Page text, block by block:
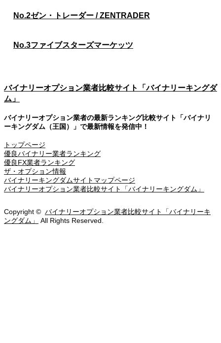
No.2ゼン・トレーダー / ZENTRADER
No.3ファイブスターズマーケッツ
バイナリーオプション業者比較サイト「バイナリーキングダ
ム」
バイナリーオプション業者の最新ランキング比較サイト「バイナリ
ーキングダム（王国）」で最新情報を発信中！
トップページ
優良バイナリー業者ランキング
優良FX業者ランキング
ザ・オプション情報
バイナリーキングダムサイトマップページ
バイナリーオプション業者比較サイト「バイナリーキングダム」
Copyright © バイナリーオプション業者比較サイト「バイナリーキ
ングダム」
All Rights Reserved.